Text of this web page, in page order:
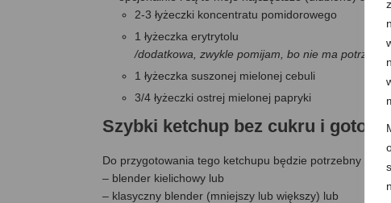
2-3 łyżeczki koncentratu pomidorowego
1 łyżeczka erytrytolu
/dodatkowa, zwykle pomijam, bo nie ma
1 łyżeczka suszonej mielonej cebuli
3/4 łyżeczki ostrej mielonej papryki
Szybki ketchup bez cukru i
Do przygotowania tego ketchupu będzie potrzebny
– blender kielichowy lub
– klasyczny blender (mniejszy lub większy) lub